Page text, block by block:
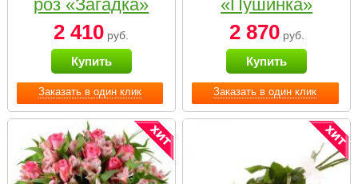
Заказать в один клик
роз «Загадка»
2 410 руб.
Купить
Заказать в один клик
«Пушинка»
2 870руб.
Купить